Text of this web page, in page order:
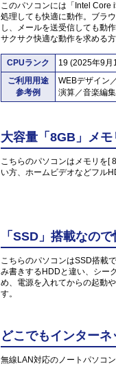
このパソコンには「Intel Core
処理しても快適に動作。ブラ
し、メールを送受信しても動
サクサク快適な動作を求める
CPUランク
19 (2025年9月
ご利用用途
参考例
WEBデザイン
演算／音楽編
大容量「8GB」メ
こちらのパソコンはメモリを[
い方、ホームビデオなどフル
「SSD」搭載なの
こちらのパソコンはSSD搭載
み書きするHDDと違い、シー
め、電源を入れてからの起動
す。
どこでもインター
無線LAN対応のノートパソコ